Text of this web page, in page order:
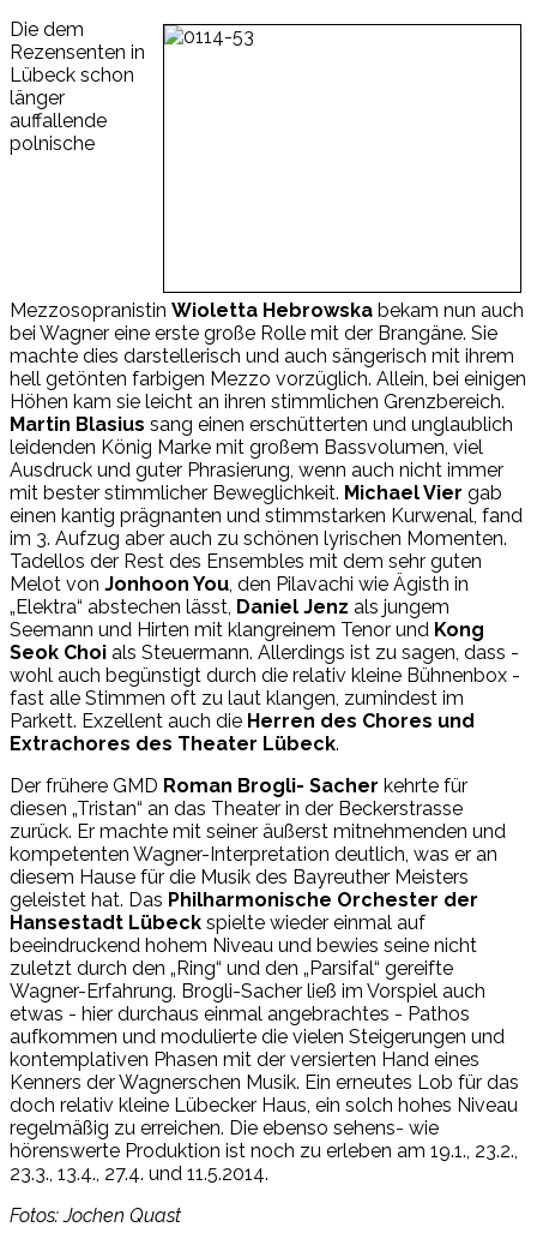
Die dem
Rezensenten in
Lübeck schon
länger
auffallende
polnische
Mezzosopranistin Wioletta Hebrowska bekam nun auch
bei Wagner eine erste große Rolle mit der Brangäne. Sie
machte dies darstellerisch und auch sängerisch mit ihrem
hell getönten farbigen Mezzo vorzüglich. Allein, bei einigen
Höhen kam sie leicht an ihren stimmlichen Grenzbereich.
Martin Blasius sang einen erschütterten und unglaublich
leidenden König Marke mit großem Bassvolumen, viel
Ausdruck und guter Phrasierung, wenn auch nicht immer
mit bester stimmlicher Beweglichkeit. Michael Vier gab
einen kantig prägnanten und stimmstarken Kurwenal, fand
im 3. Aufzug aber auch zu schönen lyrischen Momenten.
Tadellos der Rest des Ensembles mit dem sehr guten
Melot von Jonhoon You , den Pilavachi wie Ägisth in
„Elektra“ abstechen lässt, Daniel Jenz als jungem
Seemann und Hirten mit klangreinem Tenor und Kong
Seok Choi als Steuermann. Allerdings ist zu sagen, dass -
wohl auch begünstigt durch die relativ kleine Bühnenbox -
fast alle Stimmen oft zu laut klangen, zumindest im
Parkett. Exzellent auch die Herren des Chores und
Extrachores des Theater Lübeck.
Der frühere GMD Roman Brogli- Sacher kehrte für
diesen „Tristan“ an das Theater in der Beckerstrasse
zurück. Er machte mit seiner äußerst mitnehmenden und
kompetenten Wagner-Interpretation deutlich, was er an
diesem Hause für die Musik des Bayreuther Meisters
geleistet hat. Das Philharmonische Orchester der
Hansestadt Lübeck spielte wieder einmal auf
beeindruckend hohem Niveau und bewies seine nicht
zuletzt durch den „Ring“ und den „Parsifal“ gereifte
Wagner-Erfahrung. Brogli-Sacher ließ im Vorspiel auch
etwas - hier durchaus einmal angebrachtes - Pathos
aufkommen und modulierte die vielen Steigerungen und
kontemplativen Phasen mit der versierten Hand eines
Kenners der Wagnerschen Musik. Ein erneutes Lob für das
doch relativ kleine Lübecker Haus, ein solch hohes Niveau
regelmäßig zu erreichen. Die ebenso sehens- wie
hörenswerte Produktion ist noch zu erleben am 19.1., 23.2.,
23.3., 13.4., 27.4. und 11.5.2014.
Fotos: Jochen Quast